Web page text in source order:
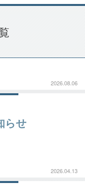
2026.08.06
らせ
2026.04.13